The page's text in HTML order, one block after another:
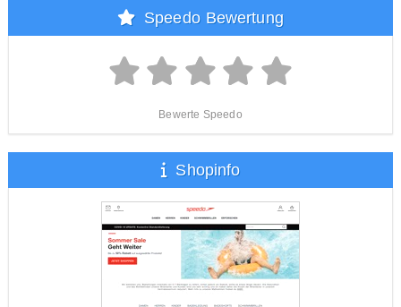
Speedo Bewertung
Bewerte Speedo
Shopinfo